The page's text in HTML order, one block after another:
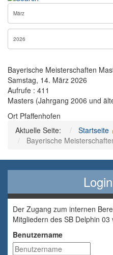
Bayerische Meisterschaften
Samstag, 14. März 2026
Aufrufe : 411
Masters (Jahrgang 2006 und
Ort Pfaffenhofen
Aktuelle Seite:
Startseite
Bayerische
Der Zugang zum internen
Mitgliedern des SB Delphin 03
Benutzername